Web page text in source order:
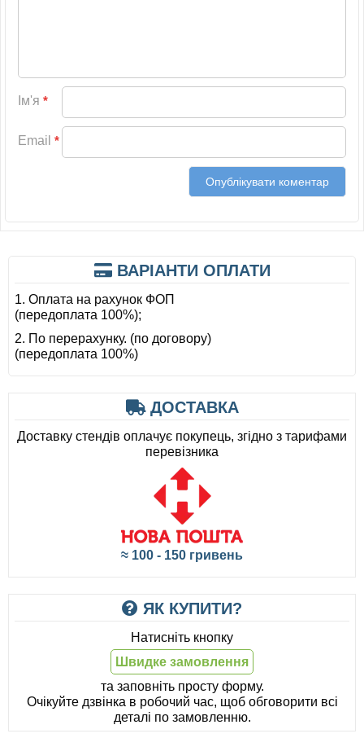
Ім'я *
Email *
ВАРІАНТИ ОПЛАТИ
1. Оплата на рахунок ФОП
(передоплата 100%);
2. По перерахунку. (по договору)
(передоплата 100%)
ДОСТАВКА
Доставку стендів оплачує покупець, згідно з тарифами
перевізника
≈ 100 - 150 гривень
ЯК КУПИТИ?
Натисніть кнопку
Швидке замовлення
та заповніть просту форму.
Очікуйте дзвінка в робочий час, щоб обговорити всі
деталі по замовленню.